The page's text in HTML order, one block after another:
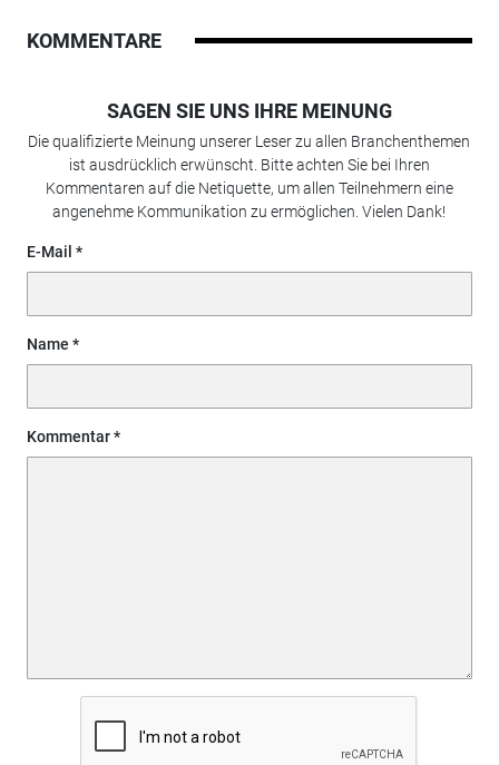
KOMMENTARE
SAGEN SIE UNS IHRE MEINUNG
Die qualifizierte Meinung unserer Leser zu allen Branchenthemen
ist ausdrücklich erwünscht. Bitte achten Sie bei Ihren
Kommentaren auf die Netiquette, um allen Teilnehmern eine
angenehme Kommunikation zu ermöglichen. Vielen Dank!
E-Mail
Name
Kommentar